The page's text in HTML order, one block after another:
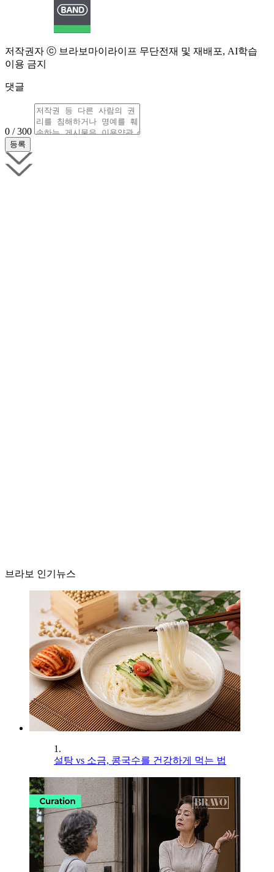
저작권자 ⓒ 브라보마이라이프 무단전재 및 재배포, AI학습
이용 금지
댓글
0 / 300
브라보 인기뉴스
1.
설탕 vs 소금, 콩국수를 건강하게 먹는 법